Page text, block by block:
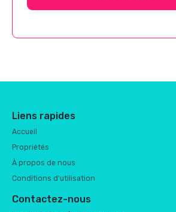
Liens rapides
Accueil
Propriétés
À propos de nous
Conditions d'utilisation
Contactez-nous